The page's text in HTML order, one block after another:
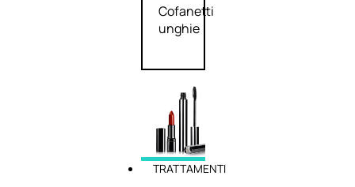
Cofanetti
unghie
TRATTAMENTI